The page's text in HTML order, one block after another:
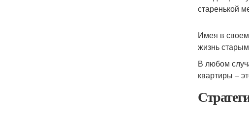
старенькой
Имея в
жизнь
В любом
квартиры –